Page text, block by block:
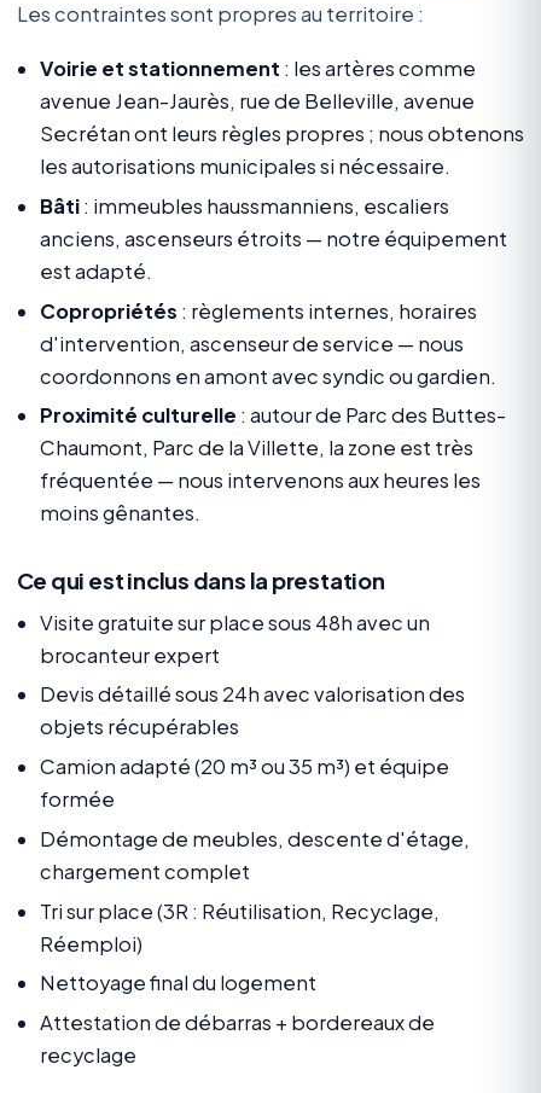
Les contraintes sont propres au territoire :
Voirie et stationnement : les artères comme
avenue Jean-Jaurès, rue de Belleville, avenue
Secrétan ont leurs règles propres ; nous obtenons
les autorisations municipales si nécessaire.
Bâti: immeubles haussmanniens, escaliers
anciens, ascenseurs étroits — notre équipement
est adapté.
Copropriétés : règlements internes, horaires
d'intervention, ascenseur de service — nous
coordonnons en amont avec syndic ou gardien.
Proximité culturelle : autour de Parc des Buttes-
Chaumont, Parc de la Villette, la zone est très
fréquentée — nous intervenons aux heures les
moins gênantes.
Ce qui est inclus dans la prestation
Visite gratuite sur place sous 48h avec un
brocanteur expert
Devis détaillé sous 24h avec valorisation des
objets récupérables
Camion adapté (20 m³ ou 35 m³) et équipe
formée
Démontage de meubles, descente d'étage,
chargement complet
Tri sur place (3R : Réutilisation, Recyclage,
Réemploi)
Nettoyage final du logement
Attestation de débarras + bordereaux de
recyclage